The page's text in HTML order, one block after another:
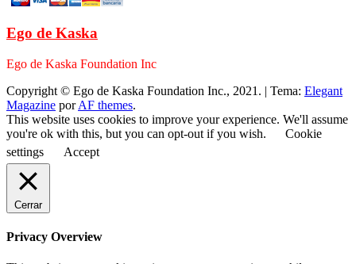
Ego de Kaska
Ego de Kaska Foundation Inc
Copyright © Ego de Kaska Foundation Inc., 2021. | Tema: Elegant
Magazine porAF themes.
This website uses cookies to improve your experience. We'll assume
you're ok with this, but you can opt-out if you wish.
Cookie
settings
Accept
Cerrar
Privacy Overview